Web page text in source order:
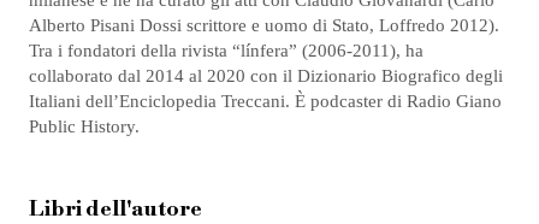
Alberto Pisani Dossi scrittore e uomo di Stato, Loffredo 2012).
Tra i fondatori della rivista “línfera” (2006-2011), ha
collaborato dal 2014 al 2020 con il Dizionario Biografico degli
Italiani dell’Enciclopedia Treccani. È podcaster di Radio Giano
Public History.
Libri dell'autore